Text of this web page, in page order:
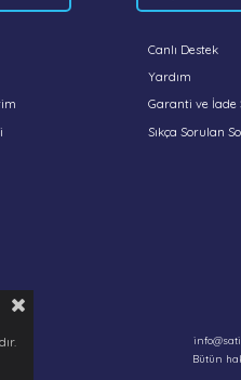
Canlı Destek
Yardım
Garanti ve İade
Sıkça Sorulan
Bütün